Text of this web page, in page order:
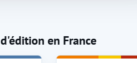
en France